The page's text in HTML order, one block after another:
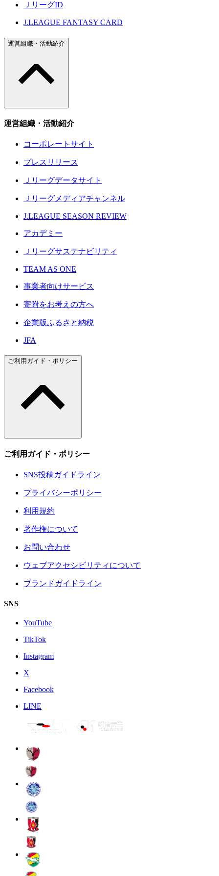
ＪリーグID
J.LEAGUE FANTASY CARD
運営組織・活動紹介
運営組織・活動紹介
コーポレートサイト
プレスリリース
Ｊリーグデータサイト
Ｊリーグメディアチャンネル
J.LEAGUE SEASON REVIEW
アカデミー
Ｊリーグサステナビリティ
TEAM AS ONE
事業者向けサービス
寄附をお考えの方へ
企業版ふるさと納税
JFA
ご利用ガイド・ポリシー
ご利用ガイド・ポリシー
SNS投稿ガイドライン
プライバシーポリシー
利用規約
著作権について
お問い合わせ
ウェブアクセシビリティについて
ブランドガイドライン
SNS
YouTube
TikTok
Instagram
X
Facebook
LINE